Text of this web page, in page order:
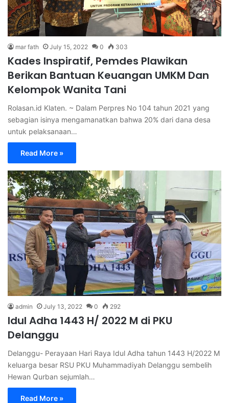
mar fath July 15, 2022 0 303
Kades Inspiratif, Pemdes Plawikan
Berikan Bantuan Keuangan UMKM Dan
Kelompok Wanita Tani
Rolasan.id Klaten. ~ Dalam Perpres No 104 tahun 2021 yang
sebagian isinya mengamanatkan bahwa 20% dari dana desa
untuk pelaksanaan…
Read More »
admin July 13, 2022 0 292
Idul Adha 1443 H/ 2022 M di PKU
Delanggu
Delanggu- Perayaan Hari Raya Idul Adha tahun 1443 H/2022 M
keluarga besar RSU PKU Muhammadiyah Delanggu sembelih
Hewan Qurban sejumlah…
Read More »